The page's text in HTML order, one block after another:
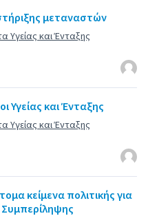
μεταναστών
Υγείας και Ένταξης
Υγείας και Ένταξης
Υγείας και Ένταξης
κείμενα πολιτικής για